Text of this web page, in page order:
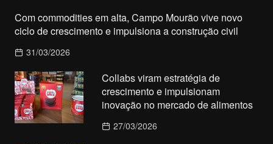
Com commodities em alta, Campo Mourão vive novo
ciclo de crescimento e impulsiona a construção civil
31/03/2026
Collabs viram estratégia de
crescimento e impulsionam
inovação no mercado de alimentos
27/03/2026